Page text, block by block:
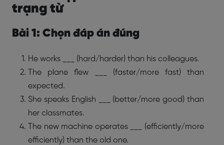
trạng từ
Bài 1: Chọn đáp án đúng
He works ___ (hard/harder) than his colleagues.
The plane flew ___ (faster/more fast) than
expected.
She speaks English ___ (better/more good) than
her classmates.
The new machine operates ___ (efficiently/more
efficiently) than the old one.